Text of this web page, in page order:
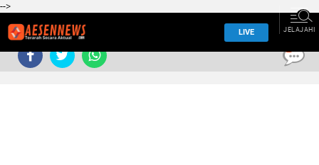
-->
LIVE JELAJAHI